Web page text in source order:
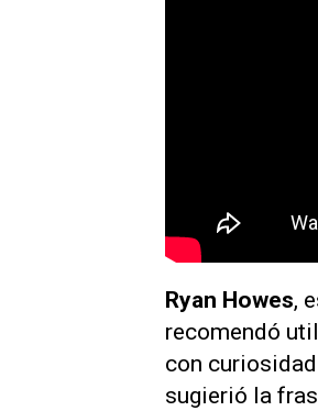
Ryan Howes,
recomendó
con
sugierió la